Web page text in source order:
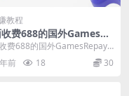
教程
费688的国外GamesRe
戏试玩搬砖项目，手动
戏，一个月收入八九千
玩法教程】
费688的国外GamesRepay
玩搬砖项目，手动玩游戏，
收入...
前 18 30